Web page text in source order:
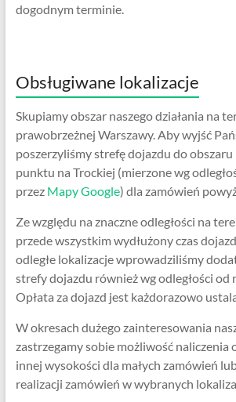
dogodnym terminie.
Obsługiwane lokalizacje
Skupiamy obszar naszego działania na
prawobrzeżnej Warszawy. Aby wyjść
poszerzyliśmy strefę dojazdu do obszaru
punktu na Trockiej (mierzone wg
przez Mapy Google) dla zamówień
Ze względu na znaczne odległości na
przede wszystkim wydłużony czas
odległe lokalizacje wprowadziliśmy
strefy dojazdu również wg odległości od
Opłata za dojazd jest każdorazowo
W okresach dużego zainteresowania
zastrzegamy sobie możliwość naliczenia
innej wysokości dla małych zamówień
realizacji zamówień w wybranych